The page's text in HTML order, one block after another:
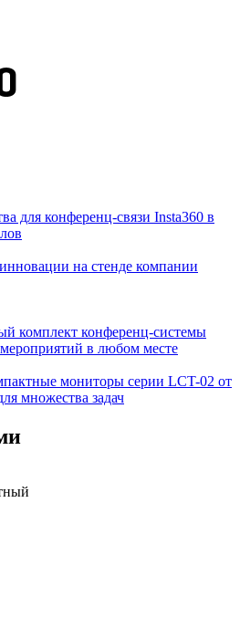
для конференц-связи Insta360 в
на стенде компании
комплект конференц-системы
в любом месте
мониторы серии LCT-02 от
множества задач